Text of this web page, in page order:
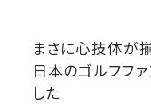
まさに心技体が
日本のゴルフフ
した